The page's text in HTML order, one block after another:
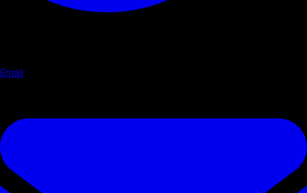
Email